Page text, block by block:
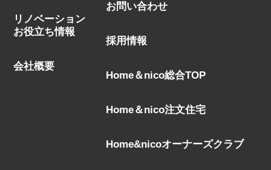
リノベーション
お役立ち情報
会社概要
お問い合わせ
採用情報
Home＆nico総合TOP
Home＆nico注文住宅
Home&nicoオーナーズクラブ